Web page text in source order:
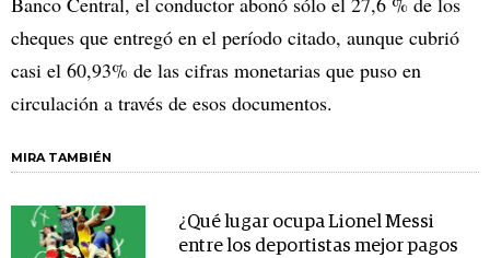
cheques que entregó en el período citado, aunque cubrió
casi el 60,93% de las cifras monetarias que puso en
circulación a través de esos documentos.
MIRA TAMBIÉN
¿Qué lugar ocupa Lionel Messi
entre los deportistas mejor pagos